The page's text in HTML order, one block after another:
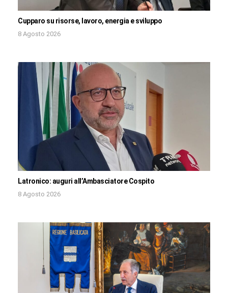
Cupparo su risorse, lavoro, energia e sviluppo
8 Agosto 2026
Latronico: auguri all’Ambasciatore Cospito
8 Agosto 2026